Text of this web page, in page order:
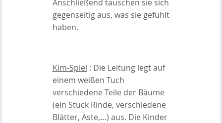
Anschließend tauschen sie sich
gegenseitig aus, was sie gefühlt
haben.
Kim-Spiel : Die Leitung legt auf
einem weißen Tuch
verschiedene Teile der Bäume
(ein Stück Rinde, verschiedene
Blätter, Äste,…) aus. Die Kinder